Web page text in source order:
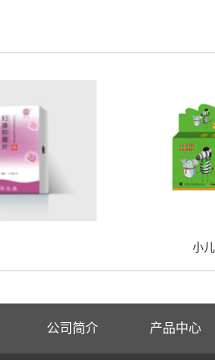
小
公司简介 产品中心